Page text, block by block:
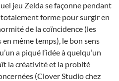
jeu Zelda se façonne pendant
forme pour surgir en
de la coïncidence (les
même temps), le bon sens
a piqué l’idée à quelqu’un
la créativité et la probité
(Clover Studio chez